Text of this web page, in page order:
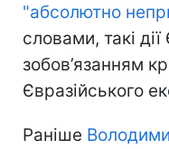
"абсолютно
словами, такі
зобов’язанням
Євразійського
Раніше